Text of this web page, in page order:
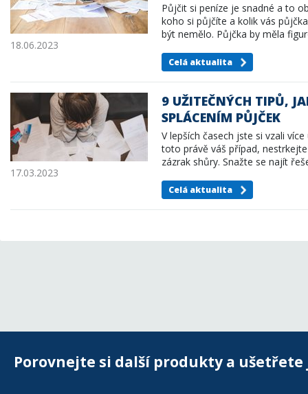
18.06.2023
Půjčit si peníze je snadné a to
koho si půjčíte a kolik vás
být nemělo. Půjčka by měla
Celá aktualita
9 UŽITEČNÝCH TIPŮ,
SPLÁCENÍM PŮJČEK
17.03.2023
V lepších časech jste si vzali
toto právě váš případ,
zázrak shůry. Snažte se najít
Celá aktualita
Porovnejte si další produkty a ušetřete